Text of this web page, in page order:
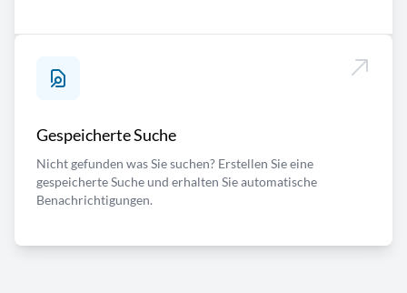
Gespeicherte Suche
Nicht gefunden was Sie suchen? Erstellen Sie eine
gespeicherte Suche und erhalten Sie automatische
Benachrichtigungen.